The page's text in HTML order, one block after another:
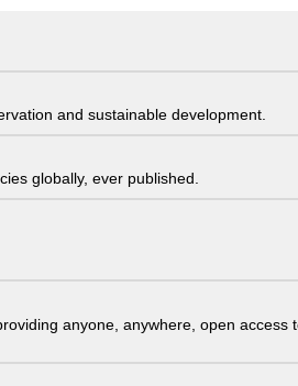
and sustainable development.
globally, ever published.
anyone, anywhere, open access